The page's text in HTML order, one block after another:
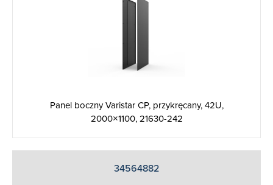
Panel boczny Varistar CP, przykręcany, 42U,
2000×1100, 21630-242
34564882